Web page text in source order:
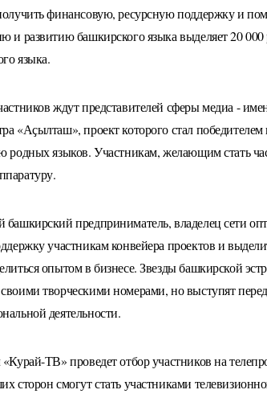
финансовую, ресурсную поддержку и
и развитию башкирского языка выделяет 20
языка.
ждут представителей сферы медиа -
«Аҫылташ», проект которого стал
родных языков. Участникам, желающим стать
башкирский предприниматель, владелец сети
участникам конвейера проектов и
опытом в бизнесе. Звезды башкирской
творческими номерами, но выступят
деятельности.
«Курай-ТВ» проведет отбор участников на
сторон смогут стать участниками